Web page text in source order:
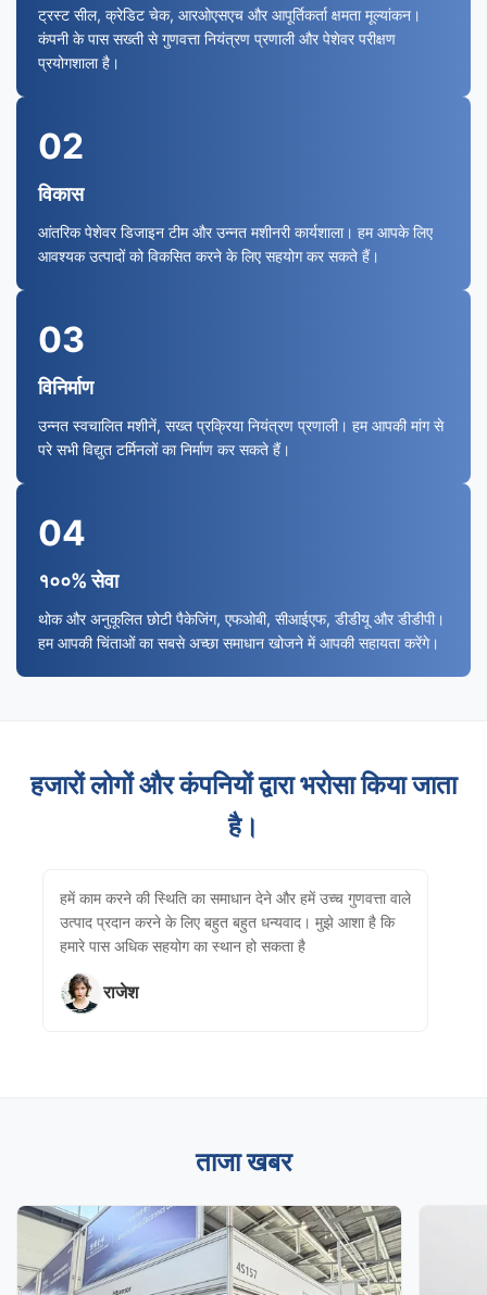
ट्रस्ट सील, क्रेडिट चेक, आरओएसएच और आपूर्तिकर्ता क्षमता मूल्यांकन।
कंपनी के पास सख्ती से गुणवत्ता नियंत्रण प्रणाली और पेशेवर परीक्षण
प्रयोगशाला है।
02
विकास
आंतरिक पेशेवर डिजाइन टीम और उन्नत मशीनरी कार्यशाला। हम आपके लिए
आवश्यक उत्पादों को विकसित करने के लिए सहयोग कर सकते हैं।
03
विनिर्माण
उन्नत स्वचालित मशीनें, सख्त प्रक्रिया नियंत्रण प्रणाली। हम आपकी मांग से
परे सभी विद्युत टर्मिनलों का निर्माण कर सकते हैं।
04
१००% सेवा
थोक और अनुकूलित छोटी पैकेजिंग, एफओबी, सीआईएफ, डीडीयू और डीडीपी।
हम आपकी चिंताओं का सबसे अच्छा समाधान खोजने में आपकी सहायता करेंगे।
हजारों लोगों और कंपनियों द्वारा भरोसा किया जाता
है।
हमें काम करने की स्थिति का समाधान देने और हमें उच्च गुणवत्ता वाले
उत्पाद प्रदान करने के लिए बहुत बहुत धन्यवाद। मुझे आशा है कि
हमारे पास अधिक सहयोग का स्थान हो सकता है
राजेश
ताजा खबर